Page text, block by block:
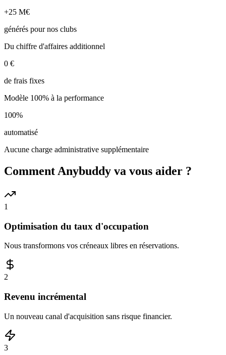
+25 M€
générés pour nos clubs
Du chiffre d'affaires additionnel
0 €
de frais fixes
Modèle 100% à la performance
100%
automatisé
Aucune charge administrative supplémentaire
Comment Anybuddy va vous aider ?
1
Optimisation du taux d'occupation
Nous transformons vos créneaux libres en réservations.
2
Revenu incrémental
Un nouveau canal d'acquisition sans risque financier.
3